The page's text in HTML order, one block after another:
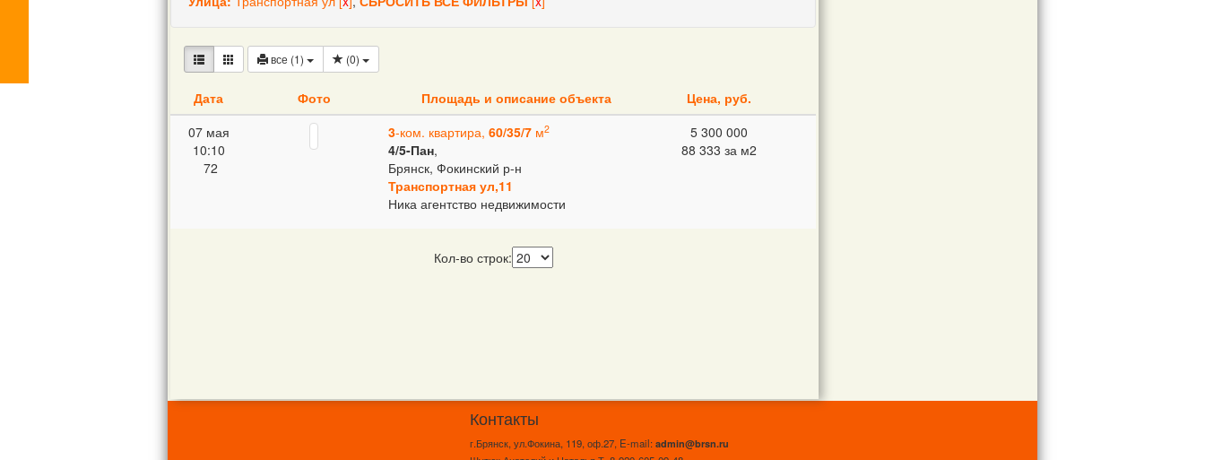
все (1) (0)
Дата Фото Площадь и описание объекта
Цена, руб.
07 мая
10:10
72
3-ком. квартира, 60/35/7 м2
4/5-Пан,
Брянск, Фокинский р-н
Транспортная ул,11
Ника агентство недвижимости
5 300 000
88 333 за м2
Кол-во строк:
Контакты
г.Брянск, ул.Фокина, 119, оф.27, E-mail: admin@brsn.ru